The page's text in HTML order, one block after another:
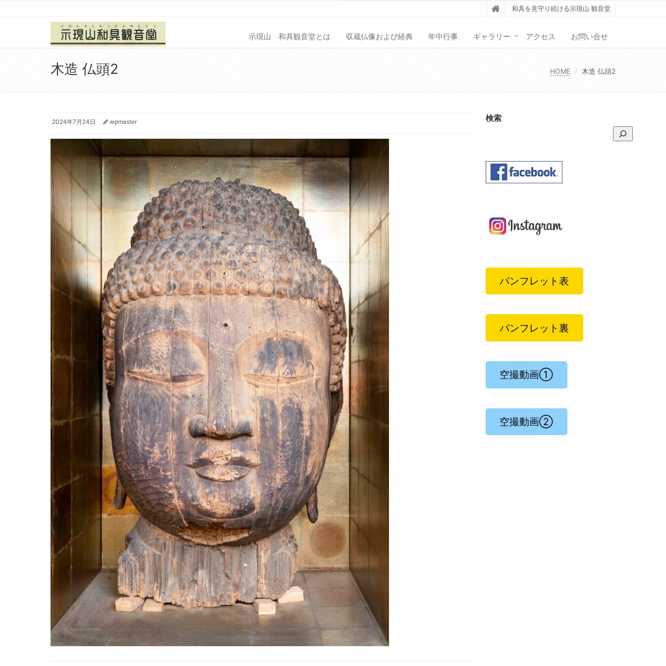
和具を見守り続ける示現山 観音堂
示現山 和具観音堂とは 収蔵仏像および経典 年中行事 ギャラリー アクセス お問い合せ
木造 仏頭2 HOME 木造 仏頭2
2024年7月24日 wpmaster 検索
パンフレット表
パンフレット裏
空撮動画①
空撮動画②